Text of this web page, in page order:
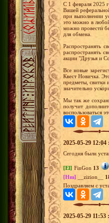
С 1 февраля 2025
Вашей
при выполнении
это можно в
можно провести
для обмена.
Распространять
распространять
акции "Друзья и
Все новые
Квест Новичка.
предметы, свитки
значительно
Мы так же
получит
воспользоваться
2025-05-29
Сегодня были
[El] FinGon 13
[Hm]
__zizion__
Поздравляем с
2025-05-29